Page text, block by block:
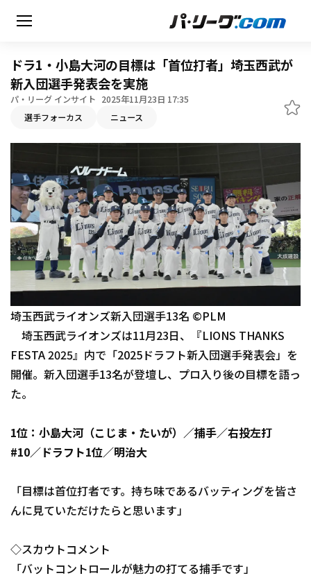
動画
日程・結果
順位表･成績
1軍公式戦
ファーム東地区
ファーム中地区
ファーム西地区
選手名鑑
選手名鑑トップ
北海道日本ハムファイターズ
東北楽天ゴールデンイーグルス
千葉ロッテマリーンズ
福岡ソフトバンクホークス
ニュース
設定
ドラ1・小島大河の目標は「首位打者」埼玉西武が
新入団選手発表会を実施
パ・リーグ インサイト 2025年11月23日 17:35
選手フォーカス ニュース
埼玉西武ライオンズ新入団選手13名 ©PLM
埼玉西武ライオンズは11月23日、『LIONS THANKS
FESTA 2025』内で「2025ドラフト新入団選手発表会」を
開催。新入団選手13名が登壇し、プロ入り後の目標を語っ
た。
1位：小島大河（こじま・たいが）／捕手／右投左打
#10／ドラフト1位／明治大
「目標は首位打者です。持ち味であるバッティングを皆さ
んに見ていただけたらと思います」
◇スカウトコメント
「バットコントロールが魅力の打てる捕手です」